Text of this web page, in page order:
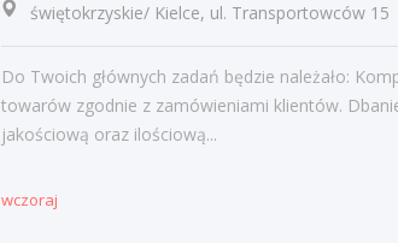
z tym radzą
Jak zmienić pracę
3 stycznia 2021
świętokrzyskie/ Kielce, ul. Transportowców 15
Do Twoich głównych zadań będzie należało:
towarów zgodnie z zamówieniami klientów.
jakościową oraz ilościową...
wczoraj